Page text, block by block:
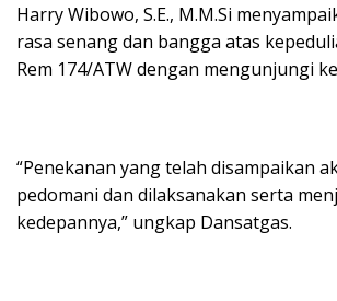
Harry Wibowo, S.E., M.M.Si
rasa senang dan bangga atas
Rem 174/ATW dengan mengunjungi
“Penekanan yang telah disampaikan
pedomani dan dilaksanakan serta
kedepannya,” ungkap Dansatgas.